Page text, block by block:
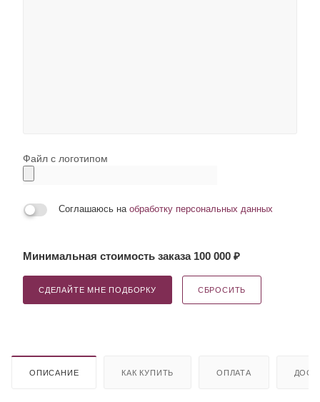
Файл с логотипом
Соглашаюсь на обработку персональных данных
Минимальная стоимость заказа 100 000 ₽
СДЕЛАЙТЕ МНЕ ПОДБОРКУ СБРОСИТЬ
ОПИСАНИЕ КАК КУПИТЬ ОПЛАТА